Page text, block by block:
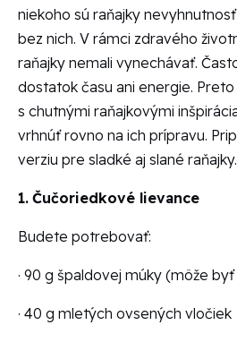
niekoho sú raňajky
bez nich. V rámci zdravého
raňajky nemali vynechávať.
dostatok času ani energie.
s chutnými raňajkovými
vrhnúť rovno na ich prípravu.
verziu pre sladké aj slané raňajky.
1. Čučoriedkové lievance
Budete potrebovať:
· 90 g špaldovej múky (môže
· 40 g mletých ovsených vločiek